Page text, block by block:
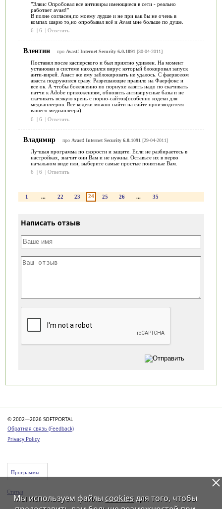
"Элвис Опробовал все антивиры имеющиеся в сети - реально
работает avast!"
В полне согласен,по моему лудше и не при как бы не очень в
компах шарю то,но опробывал всё и Avast мне больше по душе.
6
| 6 | Ответить
Влентин про Avast! Internet Security 6.0.1091 [30-04-2011]
Поставил после касперского и был приятно удивлен. На момент
установки в системе находился вирус который блокировал запуск
анти-вирей. Аваст же ему заблокировать не удалось. С фаерволом
аваста подружился сразу. Разрешающие правило на Фаерфокс и
все ок. А чтобы болезненно по порнухе лазить надо по скачивать
патчи к Adobe приложениям, обновить антивирусные базы и не
скачивать всякую хрень с порно-сайтов(особенно кодеки для
медиаплееров. Все кодеки можно найти на сайте производителя
вашего медиаплеера).
6
| 6 | Ответить
Владимир про Avast! Internet Security 6.0.1091 [29-04-2011]
Лучшая программа по скорости и защите. Если не разбираетесь в
настройках, значит они Вам и не нужны. Оставьте их в перво
начальном виде или, выберите самые простые понятные Вам.
6
| 6 | Ответить
1 ... 22 23 24 25 26 ... 35
Написать отзыв
© 2002—2026 SOFTPORTAL
Обратная связь (Feedback)
Privacy Policy
Программы
Статьи
Мы используем файлы cookiesдля того, чтобы